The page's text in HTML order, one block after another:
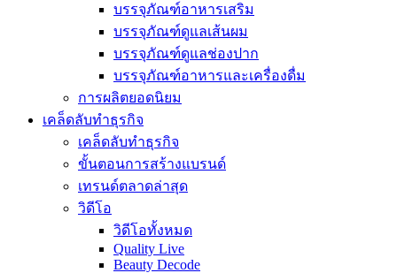
บรรจุภัณฑ์อาหารเสริม
บรรจุภัณฑ์ดูแลเส้นผม
บรรจุภัณฑ์ดูแลช่องปาก
บรรจุภัณฑ์อาหารและเครื่องดื่ม
การผลิตยอดนิยม
เคล็ดลับทำธุรกิจ
เคล็ดลับทำธุรกิจ
ขั้นตอนการสร้างแบรนด์
เทรนด์ตลาดล่าสุด
วิดีโอ
วิดีโอทั้งหมด
Quality Live
Beauty Decode